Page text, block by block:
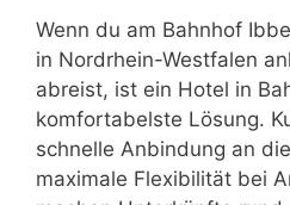
Wenn du am Bahnhof
in Nordrhein-Westfalen
abreist, ist ein Hotel in
komfortabelste Lösung.
schnelle Anbindung an
maximale Flexibilität bei